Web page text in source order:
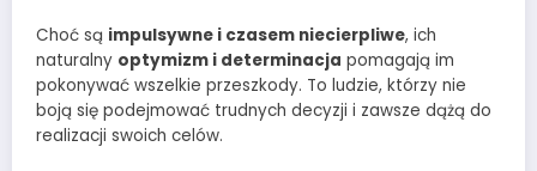
Choć są impulsywne i czasem niecierpliwe, ich
naturalny optymizm i determinacja pomagają im
pokonywać wszelkie przeszkody. To ludzie, którzy nie
boją się podejmować trudnych decyzji i zawsze dążą do
realizacji swoich celów.